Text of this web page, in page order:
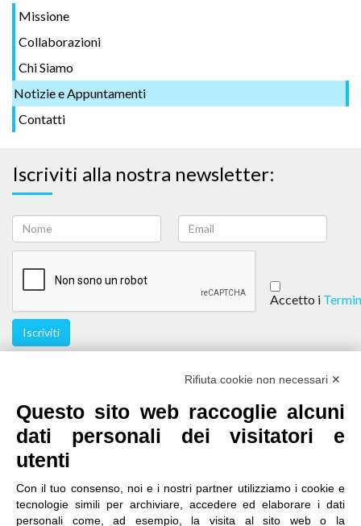
Missione
Collaborazioni
Chi Siamo
Notizie e Appuntamenti
Contatti
Iscriviti alla nostra newsletter:
Accetto i
Iscriviti
Rifiuta cookie non necessari ✕
Questo sito web raccoglie alcuni
dati personali dei visitatori e
utenti
Con il tuo consenso, noi e i nostri partner utilizziamo i cookie e
tecnologie simili per archiviare, accedere ed elaborare i dati
personali come, ad esempio, la visita al sito web o la